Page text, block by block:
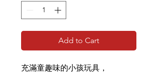
Add to Cart
充滿童趣味的小孩玩具，